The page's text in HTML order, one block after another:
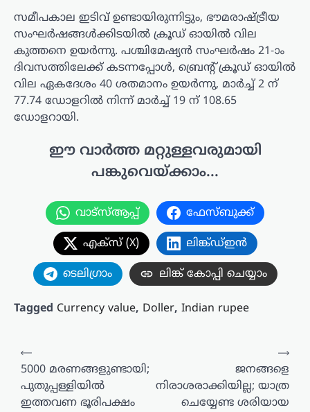
സമീപകാല ഇടിവ് ഉണ്ടായിരുന്നിട്ടും, ഭൗമരാഷ്ട്രീയ
സംഘർഷങ്ങൾക്കിടയിൽ ക്രൂഡ് ഓയിൽ വില
കുത്തനെ ഉയർന്നു. പശ്ചിമേഷ്യൻ സംഘർഷം 21-ാം
ദിവസത്തിലേക്ക് കടന്നപ്പോൾ, ബ്രെന്റ് ക്രൂഡ് ഓയിൽ
വില ഏകദേശം 40 ശതമാനം ഉയർന്നു, മാർച്ച് 2 ന്
77.74 ഡോളറിൽ നിന്ന് മാർച്ച് 19 ന് 108.65
ഡോളറായി.
ഈ വാർത്ത മറ്റുള്ളവരുമായി
പങ്കുവെയ്ക്കാം...
വാട്സ്ആപ്പ് ഫേസ്ബുക്ക്
എക്സ് (X) ലിങ്ക്ഡ്ഇൻ
ടെലിഗ്രാം ലിങ്ക് കോപ്പി ചെയ്യാം
Tagged Currency value, Doller, Indian rupee
പോസ്റ്റുകളിലൂടെ
⟵
5000 മരണങ്ങളുണ്ടായി;
പുതുപ്പള്ളിയിൽ
ഇത്തവണ ഭൂരിപക്ഷം
ജനങ്ങളെ
നിരാശരാക്കിയില്ല; യാത്ര
ചെയ്യേണ്ട ശരിയായ
⟶